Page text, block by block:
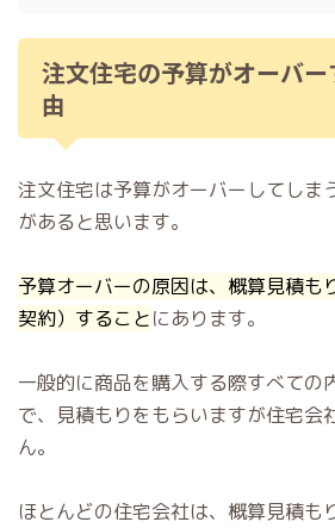
注文住宅の予算がオーバ
由
注文住宅は予算がオーバーしてしま
があると思います。
予算オーバーの原因は、概算見積も
契約）することにあります。
一般的に商品を購入する際すべての
で、見積もりをもらいますが住宅会
ん。
ほとんどの住宅会社は、概算見積も